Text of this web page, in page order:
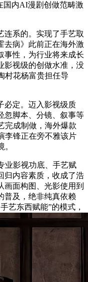
国内AI漫剧创做范畴激
系的。实现了手艺取
去病》此前正在海外激
事性，为行业将来成长
影视级的创做水准，没
村花杨富贵担任导
定。迈入影视级质
忽脚本、分镜、叙事等
完成制做，海外爆款
李锋正在旁不雅该片
影视功底、手艺赋
归内容素质，收成了浩
画面构图、光影使用到
普及，绝非纯真依赖
艺东西赋能”的模式，